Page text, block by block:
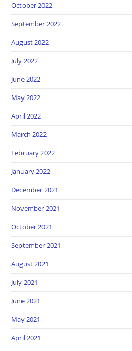
October 2022
September 2022
August 2022
July 2022
June 2022
May 2022
April 2022
March 2022
February 2022
January 2022
December 2021
November 2021
October 2021
September 2021
August 2021
July 2021
June 2021
May 2021
April 2021